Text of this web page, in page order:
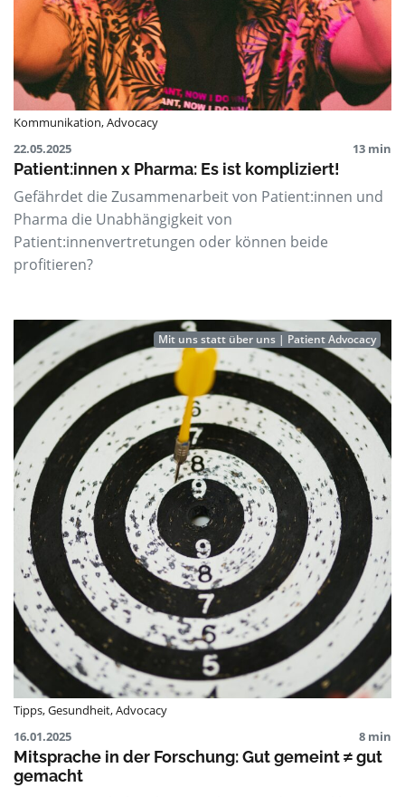
Kommunikation,Advocacy
22.05.2025
13 min
Patient:innen x Pharma: Es ist kompliziert!
Gefährdet die Zusammenarbeit von Patient:innen und
Pharma die Unabhängigkeit von
Patient:innenvertretungen oder können beide
profitieren?
Mit uns statt über uns | Patient Advocacy
Tipps,Gesundheit,Advocacy
16.01.2025
8 min
Mitsprache in der Forschung: Gut gemeint ≠ gut
gemacht